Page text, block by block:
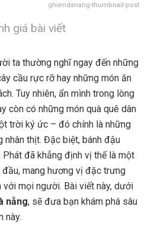
ghiendanang-thumbnail-post
giá bài viết
ta thường nghĩ ngay đến những
cầu rực rỡ hay những món ăn
Tuy nhiên, ẩn mình trong lòng
còn có những món quà quê dân
trời ký ức – đó chính là những
nhân thịt. Đặc biệt, bánh đậu
đã khẳng định vị thế là một
mang hương vị đặc trưng
với mọi người. Bài viết này, dưới
nẵng, sẽ đưa bạn khám phá sâu
này.